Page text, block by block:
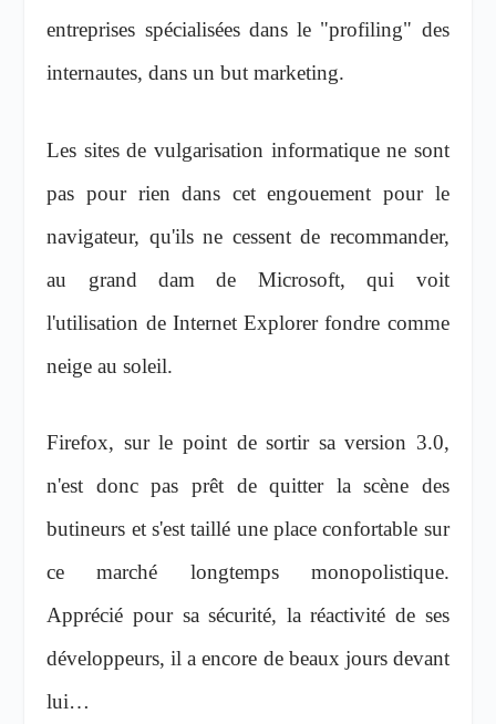
entreprises spécialisées dans le "profiling" des
internautes, dans un but marketing.
Les sites de vulgarisation informatique ne sont
pas pour rien dans cet engouement pour le
navigateur, qu'ils ne cessent de recommander,
au grand dam de Microsoft, qui voit
l'utilisation de Internet Explorer fondre comme
neige au soleil.
Firefox, sur le point de sortir sa version 3.0,
n'est donc pas prêt de quitter la scène des
butineurs et s'est taillé une place confortable sur
ce marché longtemps monopolistique.
Apprécié pour sa sécurité, la réactivité de ses
développeurs, il a encore de beaux jours devant
lui…